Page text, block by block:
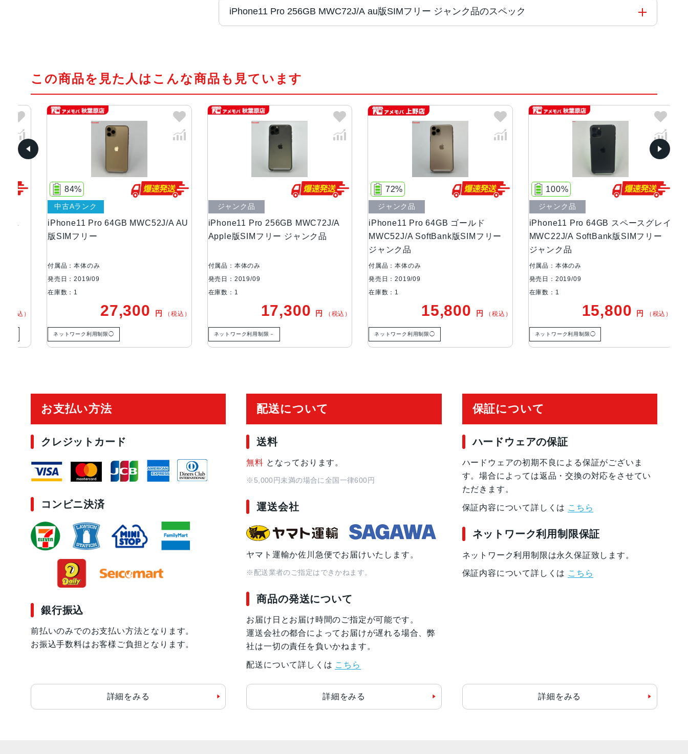
iPhone11 Pro 256GB MWC72J/A au版SIMフリー ジャンク品のスペック
カラー シルバー、ゴールド、ミッドナイトグリーン、スペースグレイ
64GB、256GB、512GB
サイズ・重さ
5.8 インチSuper Retina XDRディスプレイ(2,436 x 1,125ピクセル解像度）
アウトカメラ
インカメラ 1,200万画素
生体認証
発売日 2019年9月20日
この商品を見た人はこんな商品も見ています
iPhone11 Pro 64GB MWC52J/A AU
版SIMフリー
84%
中古Aランク
付属品：本体のみ
発売日：2019/09
在庫数：1
27,300円 （税込）
ネットワーク利用制限◯
iPhone11 Pro 256GB MWC72J/A
Apple版SIMフリー ジャンク品
ジャンク品
付属品：本体のみ
発売日：2019/09
在庫数：1
17,300円 （税込）
ネットワーク利用制限－
iPhone11 Pro 64GB ゴールド
MWC52J/A SoftBank版SIMフリー
ジャンク品
72%
ジャンク品
付属品：本体のみ
発売日：2019/09
在庫数：1
15,800円 （税込）
ネットワーク利用制限◯
iPhone11 Pro 64GB スペースグレイ
MWC22J/A SoftBank版SIMフリー
ジャンク品
100%
ジャンク品
付属品：本体のみ
発売日：2019/09
在庫数：1
15,800円 （税込）
ネットワーク利用制限◯
お支払い方法
クレジットカード
コンビニ決済
銀行振込
前払いのみでのお支払い方法となります。
お振込手数料はお客様ご負担となります。
詳細をみる
配送について
送料
無料 となっております。
※5,000円未満の場合に全国一律600円
運送会社
ヤマト運輸か佐川急便でお届けいたします。
※配送業者のご指定はできかねます。
商品の発送について
お届け日とお届け時間のご指定が可能です。
運送会社の都合によってお届けが遅れる場合、弊
社は一切の責任を負いかねます。
配送について詳しくは こちら
詳細をみる
保証について
ハードウェアの保証
ハードウェアの初期不良による保証がございま
す。場合によっては返品・交換の対応をさせてい
ただきます。
保証内容について詳しくは こちら
ネットワーク利用制限保証
ネットワーク利用制限は永久保証致します。
保証内容について詳しくは こちら
詳細をみる